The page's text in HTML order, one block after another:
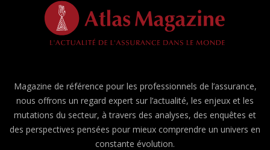
Magazine de référence pour les professionnels de l’assurance,
nous offrons un regard expert sur l’actualité, les enjeux et les
mutations du secteur, à travers des analyses, des enquêtes et
des perspectives pensées pour mieux comprendre un univers en
constante évolution.